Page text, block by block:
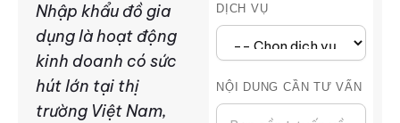
Nhập khẩu đồ gia
dụng là hoạt động
kinh doanh có sức
hút lớn tại thị
trường Việt Nam,
DỊCH VỤ
NỘI DUNG CẦN TƯ VẤN